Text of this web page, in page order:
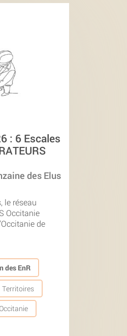
: 6 Escales
des Elus
le réseau
Occitanie
de
des EnR
Territoires